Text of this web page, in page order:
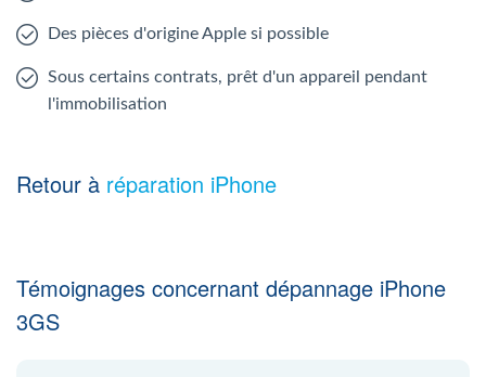
Des pièces d'origine Apple si possible
Sous certains contrats, prêt d'un appareil pendant
l'immobilisation
Retour à réparation iPhone
Témoignages concernant dépannage iPhone
3GS